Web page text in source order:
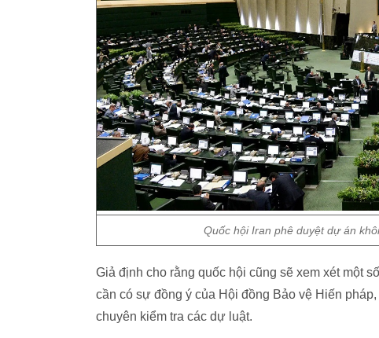
Quốc hội Iran phê duyệt dự án
Giả định cho rằng quốc hội cũng sẽ xem xét một
cần có sự đồng ý của Hội đồng Bảo vệ Hiến
chuyên kiểm tra các dự luật.